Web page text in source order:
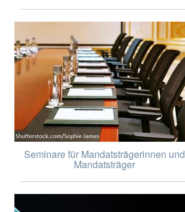
Seminare für Mandatsträgerinnen und
Mandatsträger